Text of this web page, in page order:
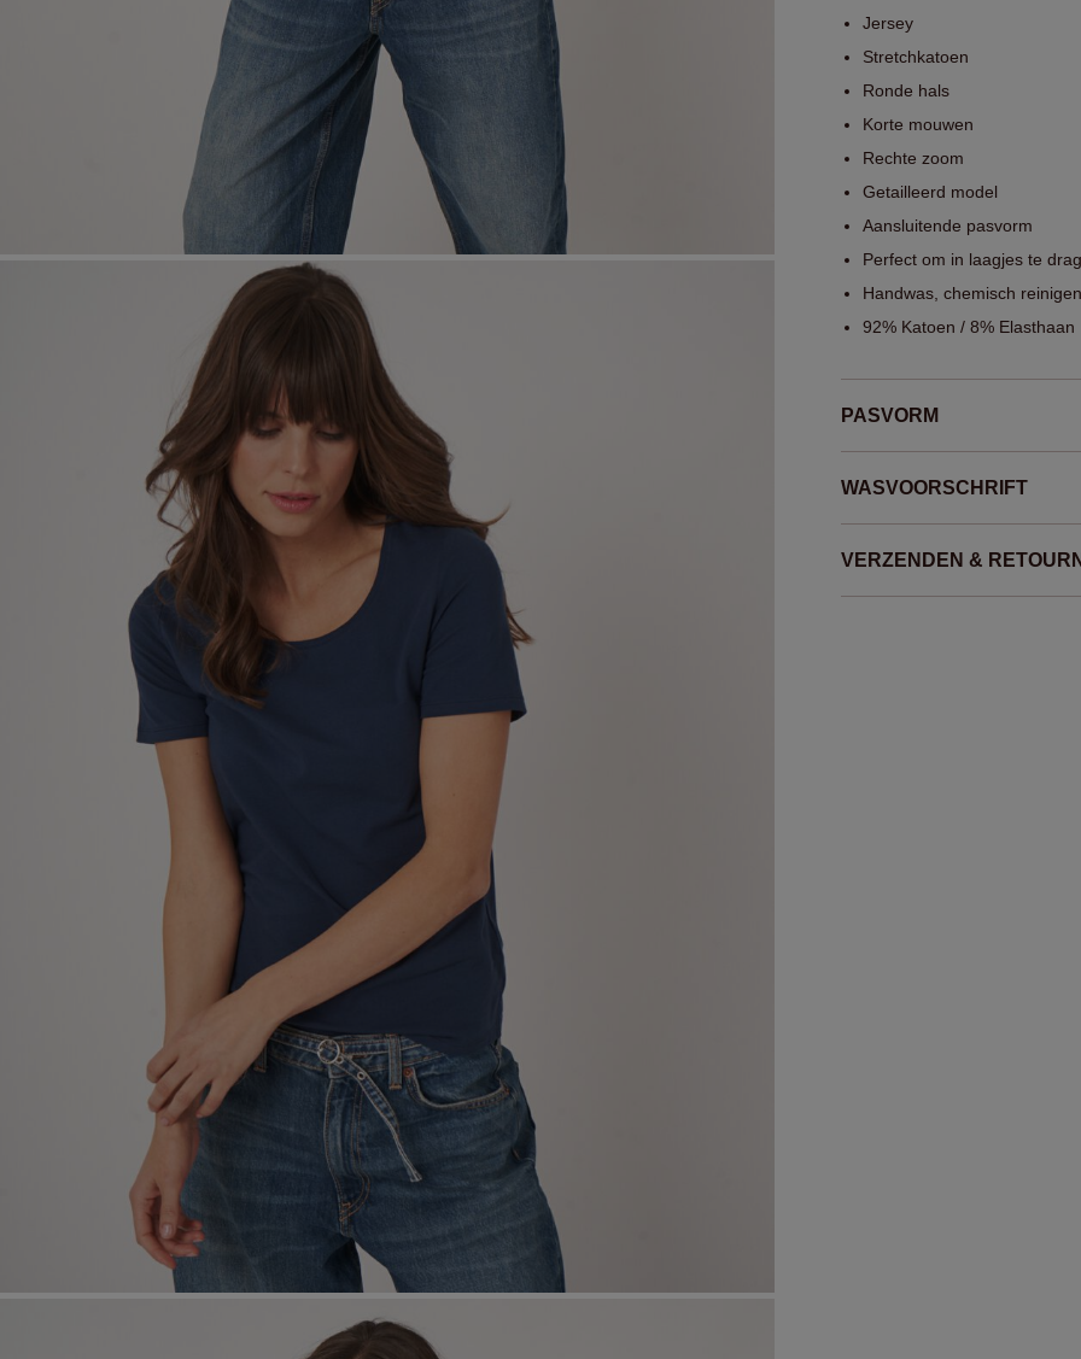
Jersey
Stretchkatoen
Ronde hals
Korte mouwen
Rechte zoom
Getailleerd model
Aansluitende pasvorm
Perfect om in laagjes te
Handwas, chemisch
92% Katoen / 8% Elasthaan
PASVORM
WASVOORSCHRIFT
VERZENDEN &